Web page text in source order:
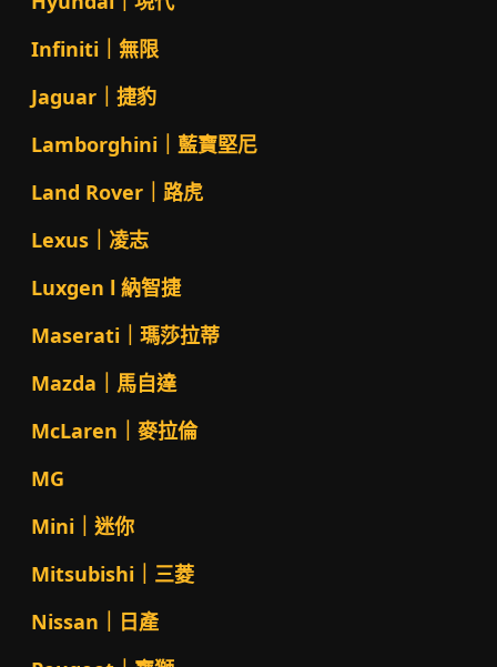
Infiniti｜無限
Jaguar｜捷豹
Lamborghini｜藍寶堅尼
Land Rover｜路虎
Lexus｜凌志
Luxgen l 納智捷
Maserati｜瑪莎拉蒂
Mazda｜馬自達
McLaren｜麥拉倫
MG
Mini｜迷你
Mitsubishi｜三菱
Nissan｜日產